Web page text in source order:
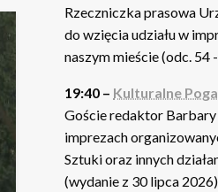
Rzeczniczka prasowa
do wzięcia udziału w
naszym mieście (odc. 54
19:40 – Kulturalne
Goście redaktor
imprezach
Sztuki oraz innych
(wydanie z 30 lipca 2026)